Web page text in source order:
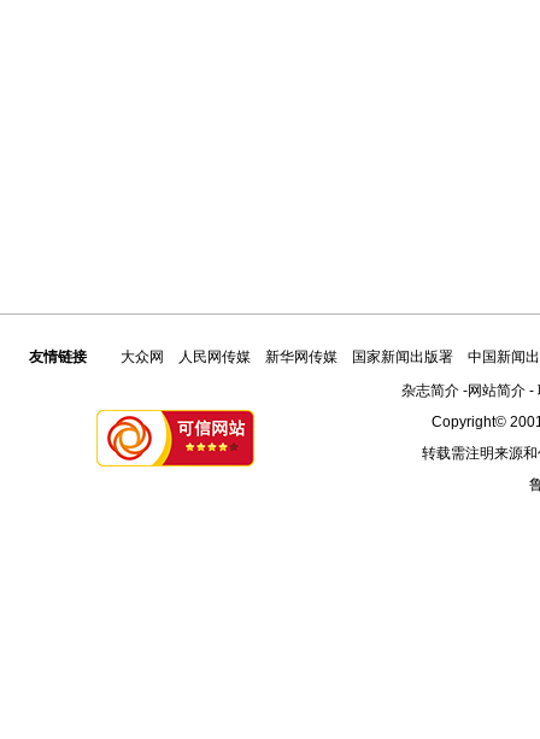
友情链接 大众网 人民网传媒 新华网传媒 国家新闻出版署
中国新闻
杂志简介-网站简介-
Copyright©
转载需注明来源